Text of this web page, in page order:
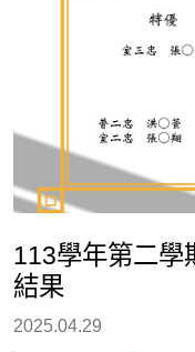
113學年第二學
結果
2025.04.29